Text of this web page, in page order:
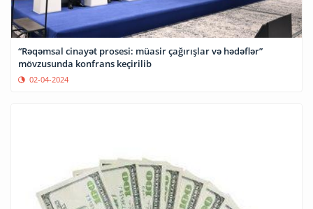
“Rəqəmsal cinayət prosesi: müasir çağırışlar və hədəflər”
mövzusunda konfrans keçirilib
02-04-2024